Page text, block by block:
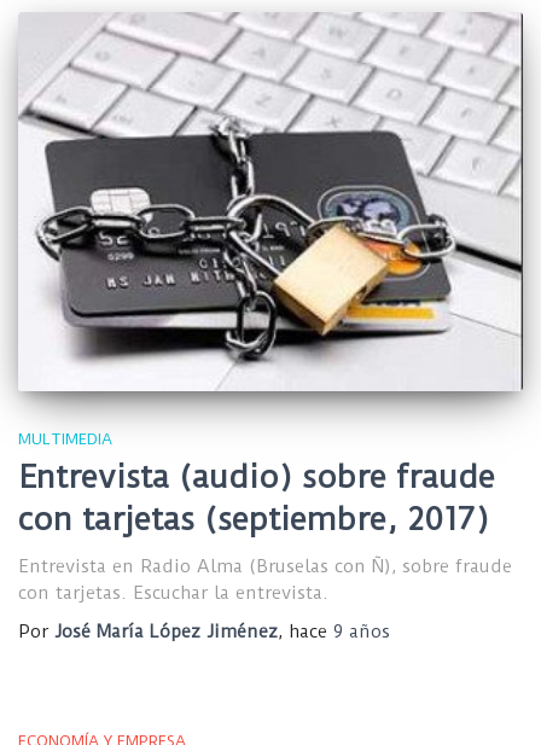
MULTIMEDIA
Entrevista (audio) sobre fraude
con tarjetas (septiembre, 2017)
Entrevista en Radio Alma (Bruselas con Ñ), sobre fraude
con tarjetas. Escuchar la entrevista.
Por José María López Jiménez, hace 9 años
ECONOMÍA Y EMPRESA